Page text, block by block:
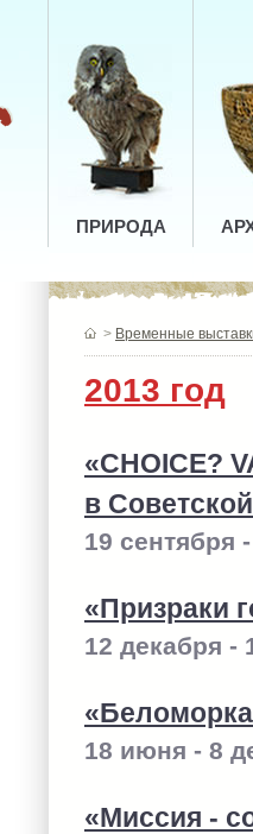
ПРИРОДА
> Временные
2013 год
«CHOICE?
в
19 сентября
«Призраки
12 декабря -
18 июня - 8
«Миссия -